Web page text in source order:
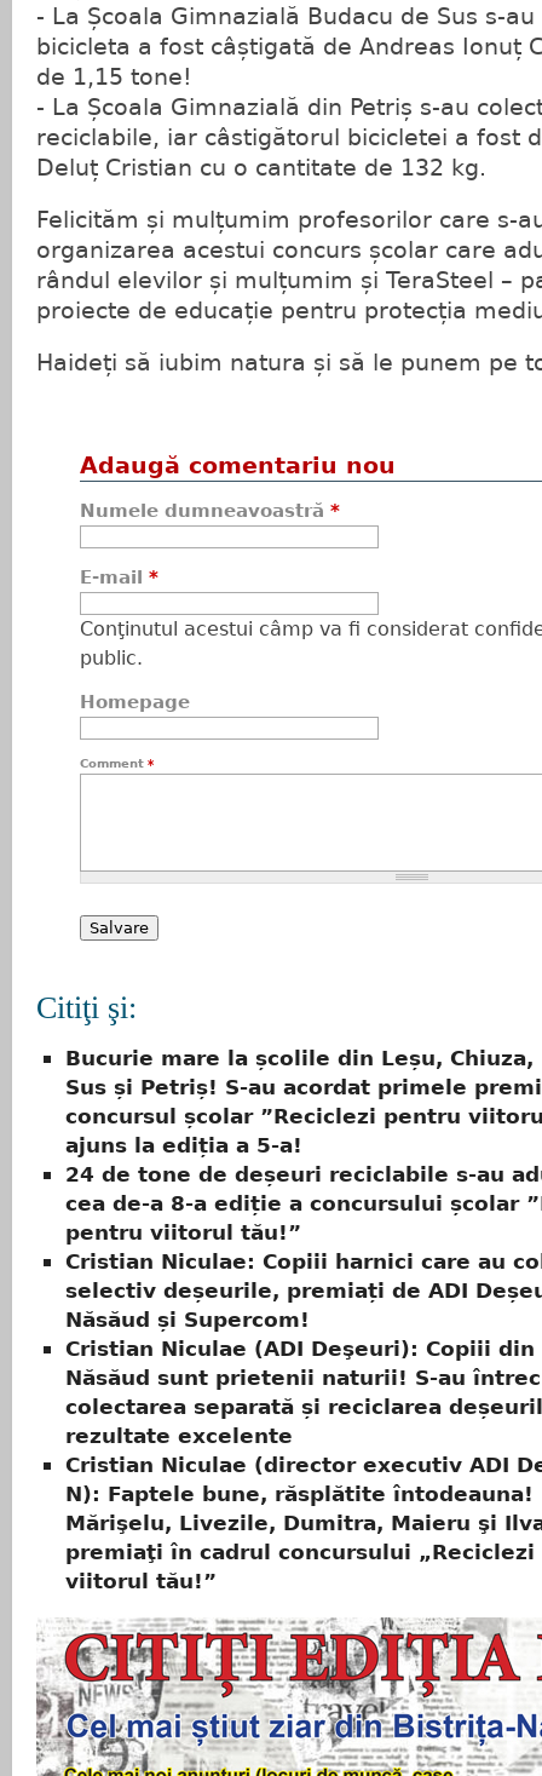
- La Școala Gimnazială Budacu de Sus s-
bicicleta a fost câștigată de Andreas Ionuț
de 1,15 tone!
- La Școala Gimnazială din Petriș s-au
reciclabile, iar câstigătorul bicicletei a fost
Deluț Cristian cu o cantitate de 132 kg.
Felicităm și mulțumim profesorilor care s-
organizarea acestui concurs școlar care
rândul elevilor și mulțumim și TeraSteel –
proiecte de educație pentru protecția
Haideți să iubim natura și să le punem pe
Adaugă comentariu nou
Numele dumneavoastră *
E-mail *
Conţinutul acestui câmp va fi considerat
public.
Homepage
Comment *
Citiţi şi:
Bucurie mare la școlile din Leșu, Chiuza,
Sus și Petriș! S-au acordat primele
concursul școlar ”Reciclezi pentru
ajuns la ediția a 5-a!
24 de tone de deșeuri reciclabile s-au
cea de-a 8-a ediție a concursului școlar
pentru viitorul tău!”
Cristian Niculae: Copiii harnici care au
selectiv deșeurile, premiați de ADI
Năsăud și Supercom!
Cristian Niculae (ADI Deşeuri): Copiii
Năsăud sunt prietenii naturii! S-au
colectarea separată și reciclarea
rezultate excelente
Cristian Niculae (director executiv ADI
N): Faptele bune, răsplătite întodeauna!
Mărişelu, Livezile, Dumitra, Maieru şi
premiaţi în cadrul concursului
viitorul tău!”